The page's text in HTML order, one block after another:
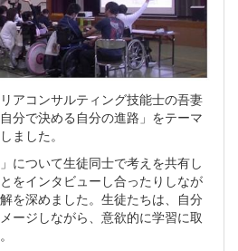
アコンサルティング技能士の吾妻
分で決める自分の進路」をテーマ
ました。
について生徒同士で考えを共有し
をインタビューし合ったりしなが
を深めました。生徒たちは、自分
ージしながら、意欲的に学習に取